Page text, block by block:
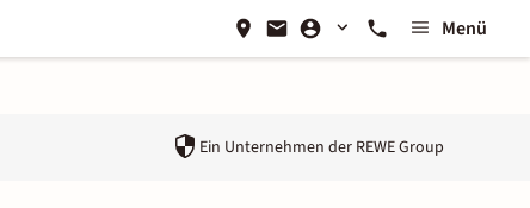
Menü
Ein Unternehmen der REWE Group